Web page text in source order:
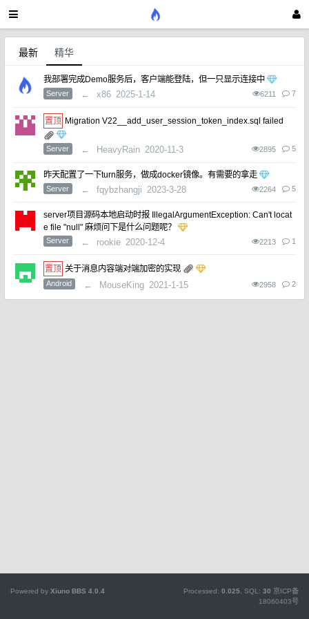
最新 精华
我部署完成Demo服务后，客户端能登陆，但一只显示连接中
Server ← x86 2025-1-14 6211 7
Migration V22__add_user_session_token_index.sql failed
Server ← HeavyRain 2020-11-3 2895 5
昨天配置了一下turn服务，做成docker镜像。有需要的拿走
Server ← fqybzhangji 2023-3-28 2264 5
server项目源码本地启动时报 IllegalArgumentException: Can't locat
e file "null" 麻烦问下是什么问题呢？
Server ← rookie 2020-12-4 2213 1
关于消息内容端对端加密的实现
Android ← MouseKing 2021-1-15 2958 2
Powered by Xiuno BBS 4.0.4 Processed: 0.025 , SQL: 30 京ICP备
18060403号